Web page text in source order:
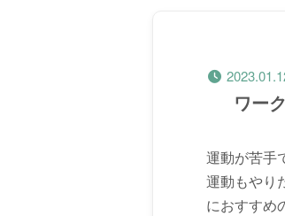
ワー
運動が苦手
運動もやり
におすすめ